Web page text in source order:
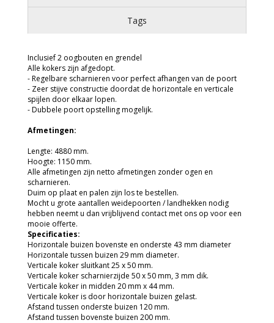
Tags
Inclusief 2 oogbouten en grendel
Alle kokers zijn afgedopt.
- Regelbare scharnieren voor perfect afhangen van de poort
- Zeer stijve constructie doordat de horizontale en verticale
spijlen door elkaar lopen.
- Dubbele poort opstelling mogelijk.
Afmetingen:
Lengte: 4880 mm.
Hoogte: 1150 mm.
Alle afmetingen zijn netto afmetingen zonder ogen en
scharnieren.
Duim op plaat en palen zijn los te bestellen.
Mocht u grote aantallen weidepoorten / landhekken nodig
hebben neemt u dan vrijblijvend contact met ons op voor een
mooie offerte.
Specificaties:
Horizontale buizen bovenste en onderste 43 mm diameter
Horizontale tussen buizen 29 mm diameter.
Verticale koker sluitkant 25 x 50 mm.
Verticale koker scharnierzijde 50 x 50 mm, 3 mm dik.
Verticale koker in midden 20 mm x 44 mm.
Verticale koker is door horizontale buizen gelast.
Afstand tussen onderste buizen 120 mm.
Afstand tussen bovenste buizen 200 mm.